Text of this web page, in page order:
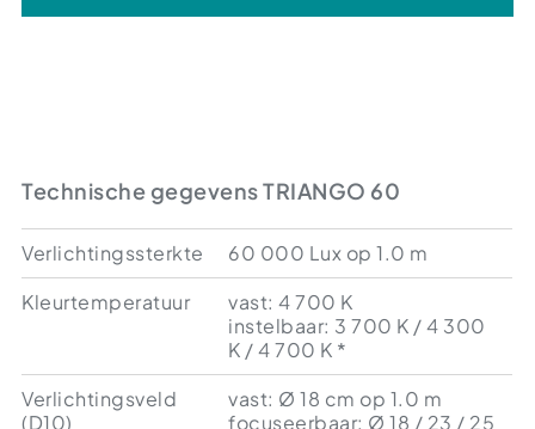
Technische gegevens TRIANGO 60
Verlichtingssterkte
60 000 Lux op 1.0 m
Kleurtemperatuur
vast: 4 700 K
instelbaar: 3 700 K / 4 300
K / 4 700 K *
Verlichtingsveld
(D10)
vast: Ø 18 cm op 1.0 m
focuseerbaar: Ø 18 / 23 / 25